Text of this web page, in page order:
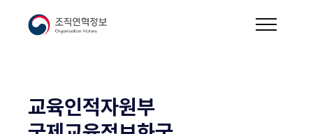
교육인적자원부